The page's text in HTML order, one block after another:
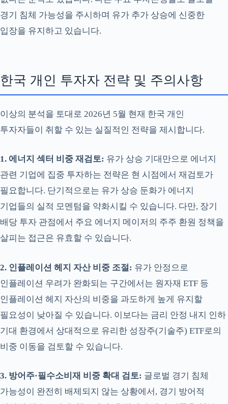
경기 침체 가능성을 주시하며 유가 추가 상승에 신중한
입장을 유지하고 있습니다.
한국 개인 투자자 전략 및 주의사항
이상의 분석을 토대로 2026년 5월 현재 한국 개인
투자자들이 취할 수 있는 실질적인 전략을 제시합니다.
1. 에너지 섹터 비중 재검토: 유가 상승 기대만으로 에너지
관련 기업에 집중 투자하는 전략은 현 시점에서 재검토가
필요합니다. 단기적으로는 유가 상승 둔화가 에너지
기업들의 실적 모멘텀을 약화시킬 수 있습니다. 다만, 장기
배당 투자 관점에서 주요 에너지 메이저의 주주 환원 정책을
살피는 접근은 유효할 수 있습니다.
2. 인플레이션 헤지 자산 비중 조절: 유가 안정으로
인플레이션 우려가 완화되는 구간에서는 원자재 ETF 등
인플레이션 헤지 자산의 비중을 과도하게 높게 유지할
필요성이 낮아질 수 있습니다. 이보다는 금리 안정 내지 인하
기대 환경에서 상대적으로 유리한 성장주(기술주) ETF로의
비중 이동을 검토할 수 있습니다.
3. 방어주·필수소비재 비중 확대 검토: 글로벌 경기 침체
가능성이 완전히 배제되지 않는 상황에서, 경기 방어적